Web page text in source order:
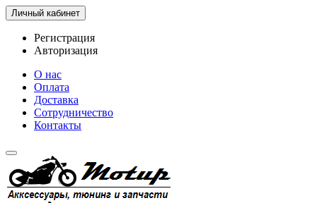
Личный кабинет
Регистрация
Авторизация
О нас
Оплата
Доставка
Сотрудничество
Контакты